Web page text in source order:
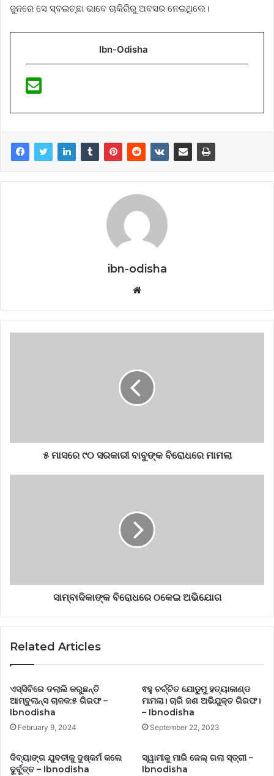
ଜୁନରେ ସେ ସ୍ବଇଚ୍ଛା ଭାବେ ଚାକିରିରୁ ଅବସର ନେଇଥିଲେ।
Ibn-Odisha
ibn-odisha
Website
୫ ମାସରେ ୯୦ ସରକାରୀ ବାବୁଙ୍କ ବିରୋଧରେ ମାମଲା
ସାମ୍ବାଦିକାଙ୍କ ବିରୋଧରେ ଠକେଇ ଅଭିଯୋଗ
Related Articles
ଏସ୍‌ସିବିରେ ଦଲାଲି କରୁଛନ୍ତି
ଆମ୍ବୁଲାନ୍ସ ଚାଳକ:୫ ଗିରଫ –
Ibnodisha
February 9, 2024
ଵହୁ ଚର୍ଚ୍ଚିତ ଯୋଡୁମୁ ହତ୍ୟାକାଣ୍ଡ
ମାମଲା। ଚାରି ଜଣ ଅଭିଯୁକ୍ତ ଗିରଫ।
– Ibnodisha
September 22, 2023
ଦିବ୍ୟାଙ୍ଗ ଯୁବତୀକୁ ଦୁଷ୍କର୍ମ କଲେ
ଦୁର୍ବୁତ୍ତ – Ibnodisha
ସ୍ୱାମୀକୁ ମାରି ଜେଲ୍ ଗଲା ସ୍ତ୍ରୀ –
Ibnodisha